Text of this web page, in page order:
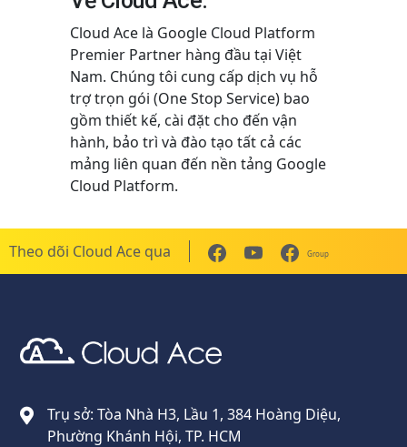
Cloud Ace là Google Cloud Platform
Premier Partner hàng đầu tại Việt
Nam. Chúng tôi cung cấp dịch vụ hỗ
trợ trọn gói (One Stop Service) bao
gồm thiết kế, cài đặt cho đến vận
hành, bảo trì và đào tạo tất cả các
mảng liên quan đến nền tảng Google
Cloud Platform.
Theo dõi Cloud Ace qua Group
Trụ sở: Tòa Nhà H3, Lầu 1, 384 Hoàng Diệu,
Phường Khánh Hội, TP. HCM